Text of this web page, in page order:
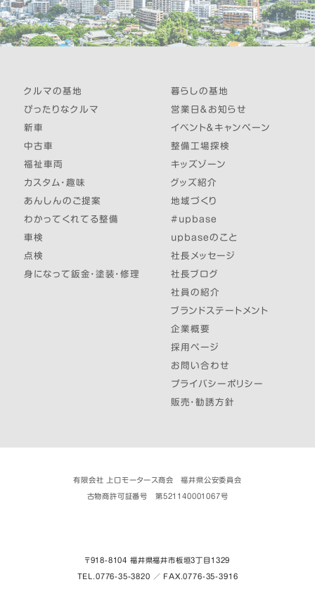
クルマの基地
ぴったりなクルマ
新車
中古車
福祉車両
カスタム・趣味
あんしんのご提案
わかってくれてる整備
車検
点検
身になって鈑金・塗装・修理
暮らしの基地
営業日＆お知らせ
イベント＆キャンペーン
整備工場探検
キッズゾーン
グッズ紹介
地域づくり
#upbase
upbaseのこと
社長メッセージ
社長ブログ
社員の紹介
ブランドステートメント
企業概要
採用ページ
お問い合わせ
プライバシーポリシー
販売・勧誘方針
有限会社 上口モータース商会 福井県公安委員会
古物商許可証番号 第521140001067号
〒918-8104 福井県福井市板垣３丁目1329
TEL.0776-35-3820 ／ FAX.0776-35-3916